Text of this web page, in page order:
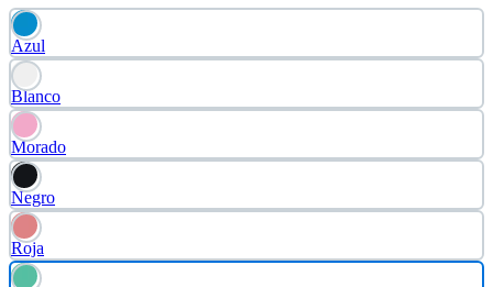
Azul
Blanco
Morado
Negro
Roja